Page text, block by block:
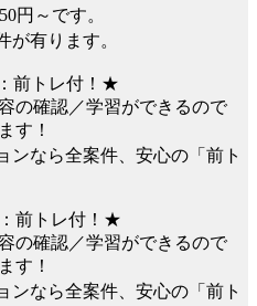
円～です。
有ります。
前トレ付！★
の確認／学習ができるので
す！
ンなら全案件、安心の「前ト
前トレ付！★
の確認／学習ができるので
す！
ンなら全案件、安心の「前ト